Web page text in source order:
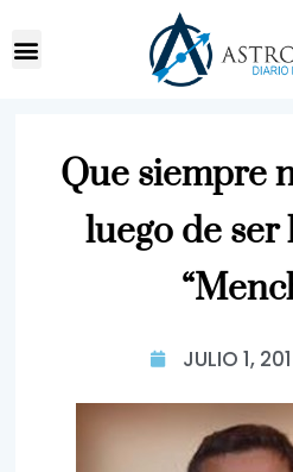
Que siempre
luego de
JULIO 1,